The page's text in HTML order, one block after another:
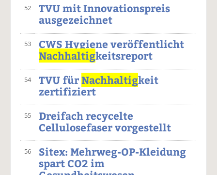
52
TVU mit Innovationspreis
ausgezeichnet
53
CWS Hygiene veröffentlicht
Nachhaltigkeitsreport
54 TVU fürNachhaltigkeit
zertifiziert
55
Dreifach recycelte
Cellulosefaser vorgestellt
56
Sitex: Mehrweg-OP-Kleidung
spart CO2 im